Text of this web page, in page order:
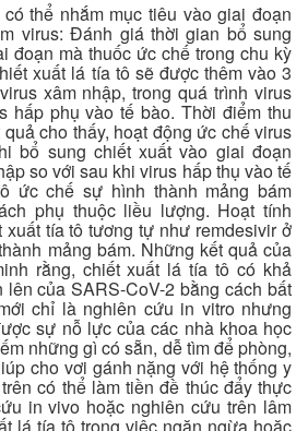
thể nhắm mục tiêu vào giai đoạn
virus: Đánh giá thời gian bổ sung
đoạn mà thuốc ức chế trong chu kỳ
xuất lá tía tô sẽ được thêm vào 3
xâm nhập, trong quá trình virus
hấp phụ vào tế bào. Thời điểm thu
cho thấy, hoạt động ức chế virus
bổ sung chiết xuất vào giai đoạn
so với sau khi virus hấp thụ vào tế
ức chế sự hình thành mảng bám
phụ thuộc liều lượng. Hoạt tính
xuất tía tô tương tự như remdesivir ở
mảng bám. Những kết quả của
rằng, chiết xuất lá tía tô có khả
của SARS-CoV-2 bằng cách bất
chỉ là nghiên cứu in vitro nhưng
sự nỗ lực của các nhà khoa học
những gì có sẵn, dễ tìm để phòng,
cho vơi gánh nặng với hệ thống y
có thể làm tiền đề thúc đẩy thực
in vivo hoặc nghiên cứu trên lâm